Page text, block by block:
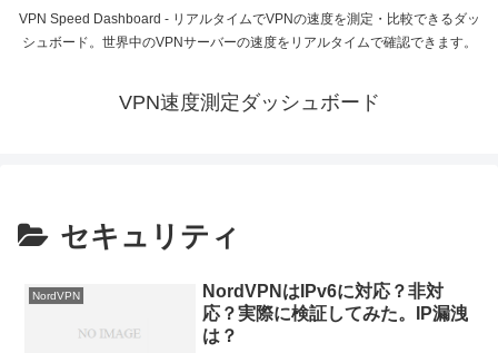
VPN Speed Dashboard - リアルタイムでVPNの速度を測定・比較できるダッ
シュボード。世界中のVPNサーバーの速度をリアルタイムで確認できます。
VPN速度測定ダッシュボード
セキュリティ
NordVPN
NordVPNはIPv6に対応？非対
応？実際に検証してみた。IP漏洩
は？